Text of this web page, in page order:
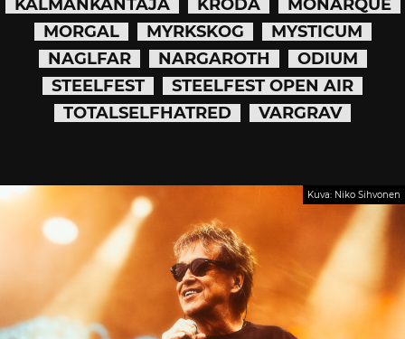
KALMANKANTAJA KRODA
MONARQUE
MORGAL
MYRKSKOG
MYSTICUM
NAGLFAR
NARGAROTH
ODIUM
STEELFEST
STEELFEST OPEN AIR
TOTALSELFHATRED
VARGRAV
Kuva: Niko Sihvonen